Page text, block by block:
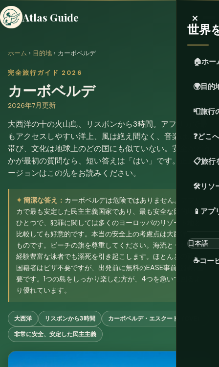
Atlas Guide ×
世界
🏠ホー
🌍目的
📮旅行
❓どこ
📋旅行
🛠️リソ
📱 アプ
☕コー
ホーム › 目的地 › カーボベルデ
完全旅行ガイド 2026
カーボベルデ
2026年7月更新
大西洋の十の火山島、リスボンから3時間。アフリカで最
もアクセスしやすい洋上、風は絶え間なく、音楽は哀愁を
帯び、文化は地球上のどの国にも似ていない。安全かどう
かが最初の質問なら、短い答えは「はい」です。正直なバ
ージョンはこの先をお読みください。
簡潔な答え： カーボベルデは危険ではありません。アフリ
カで最も安定した民主主義国家であり、最も安全な目的地の
ひとつで、犯罪に関しては多くのヨーロッパのリゾート地と
比較しても好意的です。本当の安全上の考慮点は大西洋その
ものです。ビーチの旗を尊重してください。海流とうねりは
経験豊富な泳者でも溺死を引き起こします。ほとんどの西欧
国籍者はビザ不要ですが、出発前に無料のEASE事前登録が必
要です。1つの島をしっかり楽しむ方が、4つを急いで回るよ
り優れています。
大西洋 リスボンから3時間
カーボベルデ・エスクード（CVE）
非常に安全、安定した民主主義